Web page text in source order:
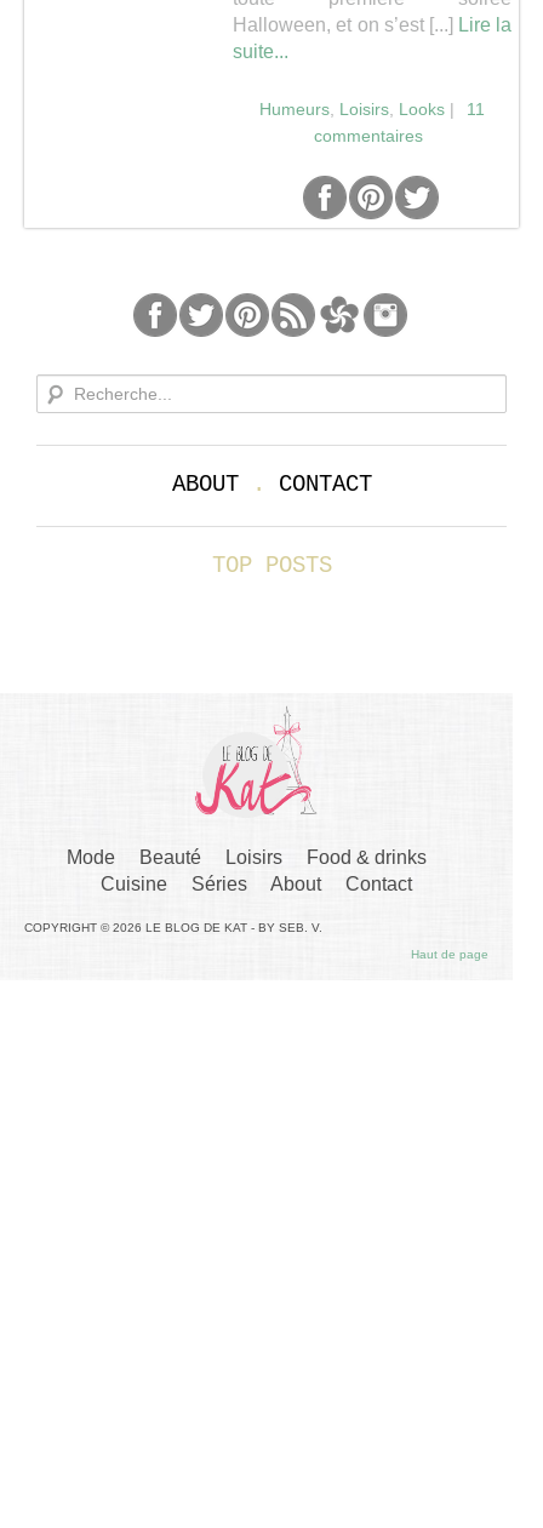
Halloween, et on s’est [...] Lire la
suite...
Humeurs, Loisirs, Looks|
11
commentaires
ABOUT. CONTACT
TOP POSTS
Mode Beauté Loisirs
Food & drinks
Cuisine
Séries About Contact
COPYRIGHT © 2026 LE BLOG DE KAT - BY SEB. V.
Haut de page